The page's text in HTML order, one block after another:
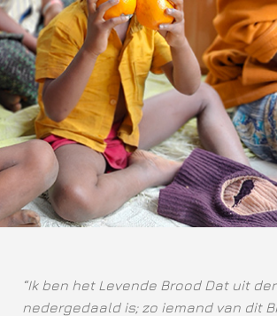
“Ik ben het Levende Brood Dat uit
nedergedaald is; zo iemand van dit